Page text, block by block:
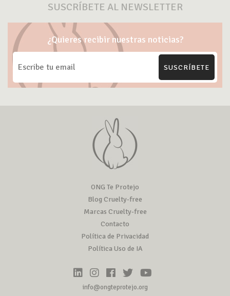
SUSCRÍBETE AL NEWSLETTER
¿Quieres recibir nuestras noticias?
SUSCRÍBETE
ONG Te Protejo
Blog Cruelty-free
Marcas Cruelty-free
Contacto
Política de Privacidad
Política Uso de IA
info@ongteprotejo.org